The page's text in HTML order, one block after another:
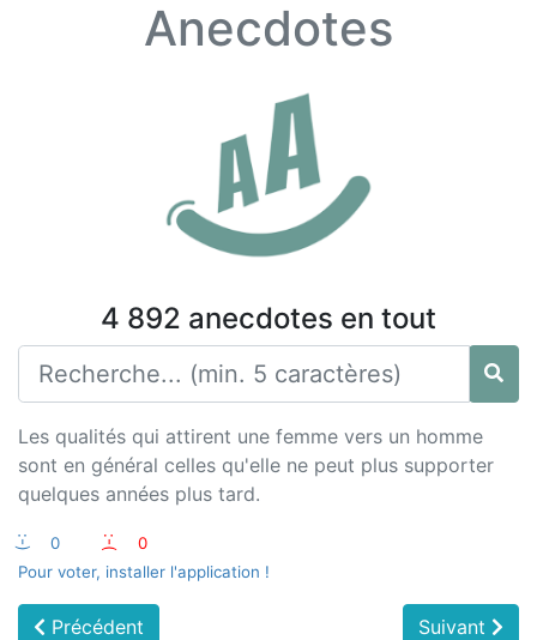
Anecdotes
4 892 anecdotes en tout
Les qualités qui attirent une femme vers un homme
sont en général celles qu'elle ne peut plus supporter
quelques années plus tard.
:-) 0 :-(
0
Pour voter, installer l'application !
Précédent Suivant